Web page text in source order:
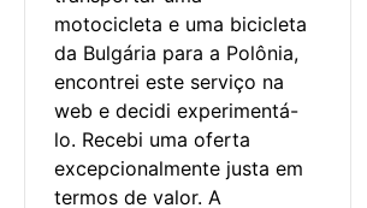
motocicleta e uma bicicleta
da Bulgária para a Polônia,
encontrei este serviço na
web e decidi experimentá-
lo. Recebi uma oferta
excepcionalmente justa em
termos de valor. A